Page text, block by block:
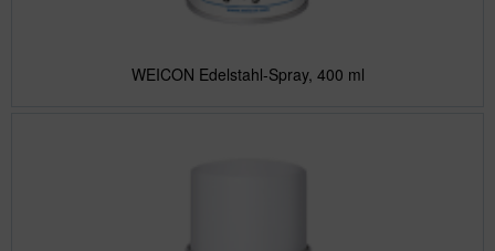
WEICON Edelstahl-Spray, 400 ml